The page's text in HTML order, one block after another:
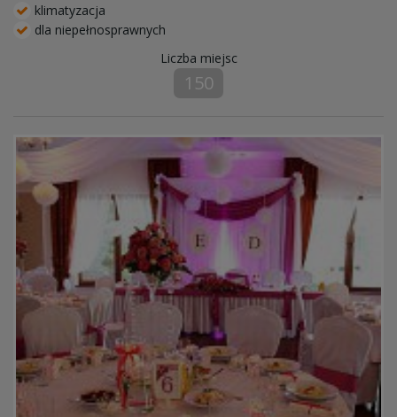
klimatyzacja
dla niepełnosprawnych
Liczba miejsc
150